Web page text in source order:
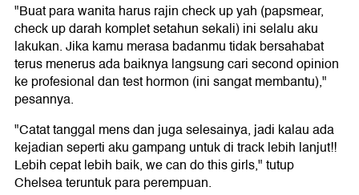
"Buat para wanita harus rajin check up yah (papsmear,
check up darah komplet setahun sekali) ini selalu aku
lakukan. Jika kamu merasa badanmu tidak bersahabat
terus menerus ada baiknya langsung cari second opinion
ke profesional dan test hormon (ini sangat membantu),"
pesannya.
"Catat tanggal mens dan juga selesainya, jadi kalau ada
kejadian seperti aku gampang untuk di track lebih lanjut!!
Lebih cepat lebih baik, we can do this girls," tutup
Chelsea teruntuk para perempuan.